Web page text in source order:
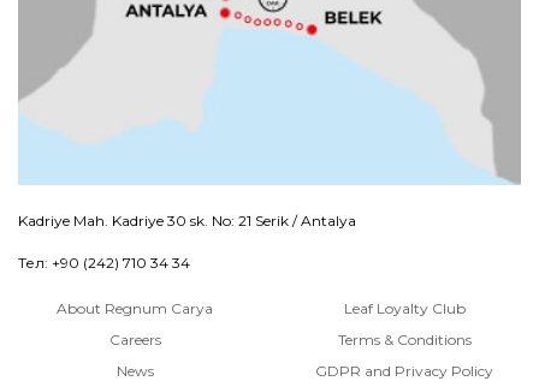
Kadriye Mah. Kadriye 30 sk. No: 21 Serik / Antalya
Тел: +90 (242) 710 34 34
About Regnum Carya
Careers
News
Leaf Loyalty Club
Terms & Conditions
GDPR and Privacy Policy